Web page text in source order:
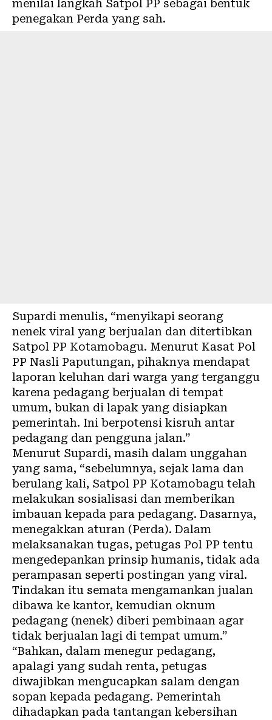
menilai langkah Satpol PP sebagai bentuk
penegakan Perda yang sah.
Supardi menulis, “menyikapi seorang
nenek viral yang berjualan dan ditertibkan
Satpol PP Kotamobagu. Menurut Kasat Pol
PP Nasli Paputungan, pihaknya mendapat
laporan keluhan dari warga yang terganggu
karena pedagang berjualan di tempat
umum, bukan di lapak yang disiapkan
pemerintah. Ini berpotensi kisruh antar
pedagang dan pengguna jalan.”
Menurut Supardi, masih dalam unggahan
yang sama, “sebelumnya, sejak lama dan
berulang kali, Satpol PP Kotamobagu telah
melakukan sosialisasi dan memberikan
imbauan kepada para pedagang. Dasarnya,
menegakkan aturan (Perda). Dalam
melaksanakan tugas, petugas Pol PP tentu
mengedepankan prinsip humanis, tidak ada
perampasan seperti postingan yang viral.
Tindakan itu semata mengamankan jualan
dibawa ke kantor, kemudian oknum
pedagang (nenek) diberi pembinaan agar
tidak berjualan lagi di tempat umum.”
“Bahkan, dalam menegur pedagang,
apalagi yang sudah renta, petugas
diwajibkan mengucapkan salam dengan
sopan kepada pedagang. Pemerintah
dihadapkan pada tantangan kebersihan